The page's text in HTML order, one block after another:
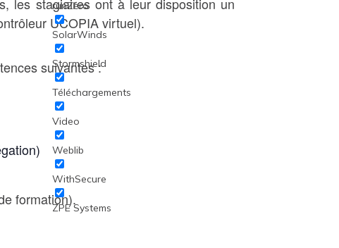
runZero
SolarWinds
Stormshield
Téléchargements
Video
Weblib
WithSecure
ZPE Systems
UCOPIA virtuel).
suivantes :
formation).